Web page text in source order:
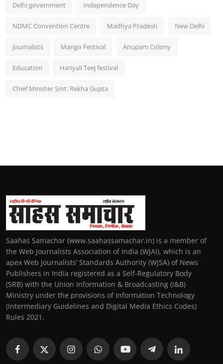
Delhi government Independence Day
NDMC Convention Centre Madhya Pradesh New Delhi
journalists Mango Festival Anupam Colony
Education Hariyali Teej festival
Chief Minister Smt. Rekha Gupta
Saahas Samachar (www.saahassamachar.in) is a member of
the Web Journalists Association of India (WJAI), which is an
apex Web Journalists’ Standards Authority (WJSA) of News
Publishers in India registered as a Self-Regulatory Body
(SRB) with the Union Information & Broadcasting (I&B)
Ministry under the provisions of Information Technology
(Intermediary Guidelines and Digital Media Ethics Codes)
Rules 2021.